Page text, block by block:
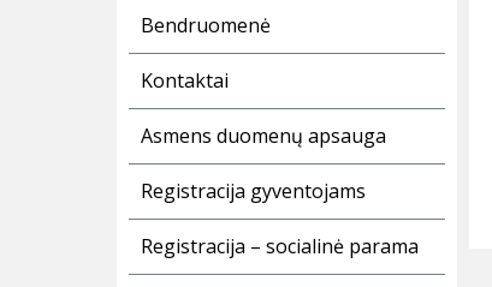
Bendruomenė
Kontaktai
Asmens duomenų apsauga
Registracija gyventojams
Registracija – socialinė parama